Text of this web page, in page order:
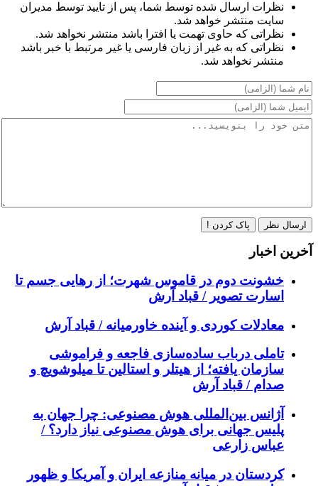
نظرات ارسال شده توسط شما، پس از تایید توسط مدیران
سایت منتشر خواهد شد.
نظراتی که حاوی تهمت یا افترا باشد منتشر نخواهد شد.
نظراتی که به غیر از زبان فارسی یا غیر مرتبط با خبر باشد
منتشر نخواهد شد.
ارسال نظر پاک کردن !
آخرین اخبار
خشونت دوم در قاموس شهرت؛ از رهایی جسم تا
اسارت تصویر / قباد آرش
معادلات کوردی و آینده خاورمیانه / قباد آرش
تاملی درباب سادەسازی فاجعە و فراموشی
سازمان یافتە؛ از هیتلر و استالین تا میلوشویچ و
صدام / قباد آرش
آژانس بین‌المللی هوش مصنوعی: چرا جهان به
پلیس جهانی برای هوش مصنوعی نیاز دارد؟ /
عباس زارعی
کردستان در میانه منازعە ایران و آمریکا و ظهور